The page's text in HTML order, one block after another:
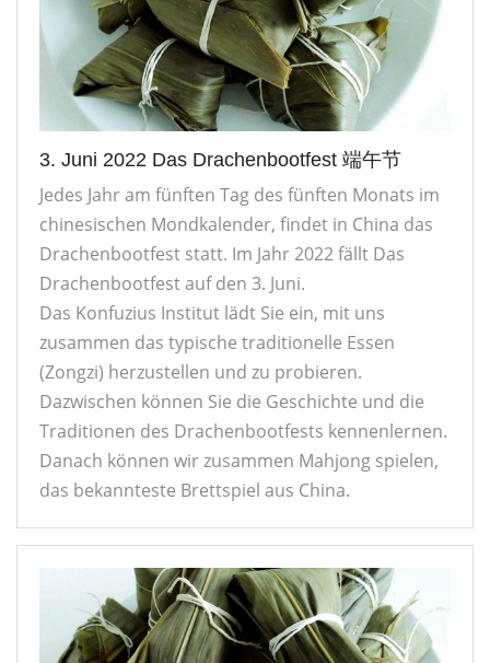
3. Juni 2022 Das Drachenbootfest 端午节
Jedes Jahr am fünften Tag des fünften Monats im
chinesischen Mondkalender, findet in China das
Drachenbootfest statt. Im Jahr 2022 fällt Das
Drachenbootfest auf den 3. Juni.
Das Konfuzius Institut lädt Sie ein, mit uns
zusammen das typische traditionelle Essen
(Zongzi) herzustellen und zu probieren.
Dazwischen können Sie die Geschichte und die
Traditionen des Drachenbootfests kennenlernen.
Danach können wir zusammen Mahjong spielen,
das bekannteste Brettspiel aus China.